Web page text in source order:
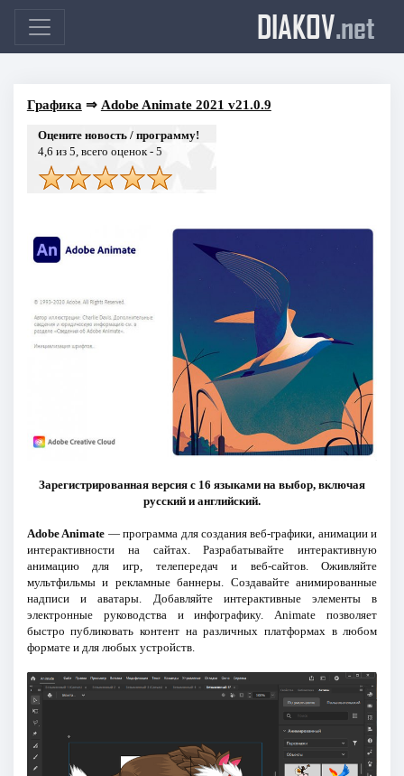
DIAKOV.net
Графика ⇒ Adobe Animate 2021 v21.0.9
Оцените новость / программу!
4,6 из 5, всего оценок - 5
Зарегистрированная версия с 16 языками на выбор, включая
русский и английский.
Adobe Animate — программа для создания веб-графики, анимации и
интерактивности на сайтах. Разрабатывайте интерактивную
анимацию для игр, телепередач и веб-сайтов. Оживляйте
мультфильмы и рекламные баннеры. Создавайте анимированные
надписи и аватары. Добавляйте интерактивные элементы в
электронные руководства и инфографику. Animate позволяет
быстро публиковать контент на различных платформах в любом
формате и для любых устройств.